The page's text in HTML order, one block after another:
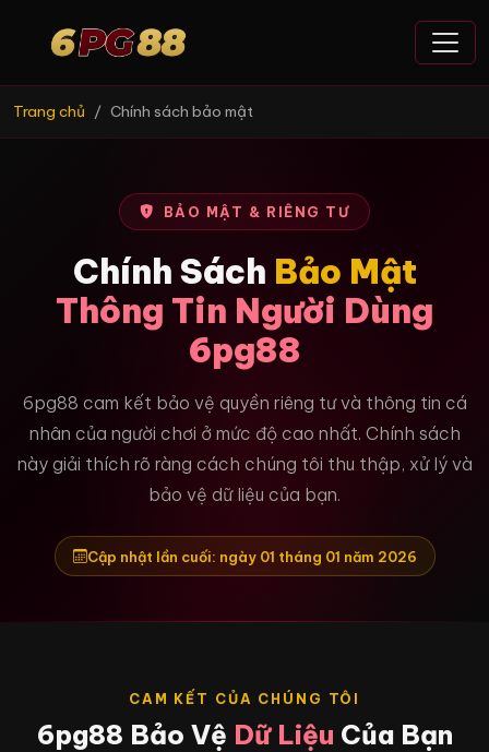
Trang chủ Chính sách bảo mật
BẢO MẬT & RIÊNG TƯ
Chính Sách Bảo Mật
Thông Tin Người Dùng
6pg88
6pg88 cam kết bảo vệ quyền riêng tư và thông tin cá
nhân của người chơi ở mức độ cao nhất. Chính sách
này giải thích rõ ràng cách chúng tôi thu thập, xử lý và
bảo vệ dữ liệu của bạn.
Cập nhật lần cuối: ngày 01 tháng 01 năm 2026
CAM KẾT CỦA CHÚNG TÔI
6pg88 Bảo Vệ Dữ Liệu Của Bạn